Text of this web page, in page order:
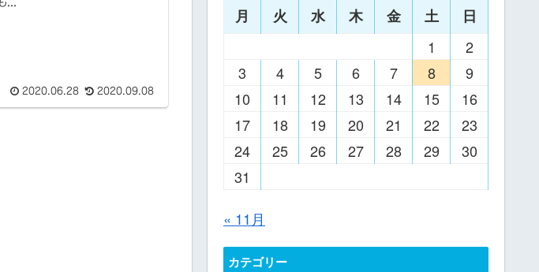
2020.06.28 2020.09.08
月
火 水 木 金 土
日
1
2
3
4 5 6 7 8
9
10
11 12 13 14 15
16
17
18 19 20 21 22
23
24
25 26 27 28 29
30
31
« 11月
カテゴリー